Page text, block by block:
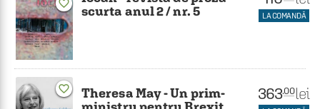
favorite_border
scurta anul 2 / nr. 5
LA COMANDĂ
favorite_border
Theresa May - Un prim-
363.00 lei